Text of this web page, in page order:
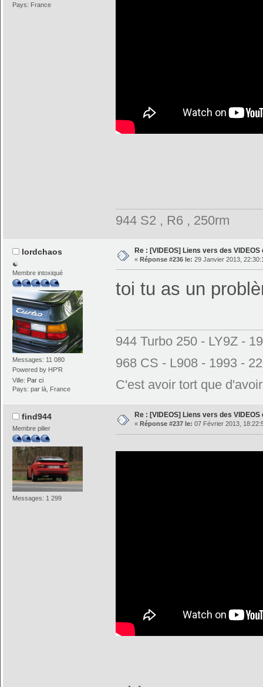
Pays: France
944 S2 , R6 , 250rm
lordchaos
☯
Membre intoxiqué
Messages: 11 080
Powered by HP'R
Ville: Par ci
Pays: par là, France
Re : [VIDEOS] Liens vers des
« Réponse #236 le: 29 Janvier 2013,
toi tu as un
944 Turbo 250 - LY9Z -
968 CS - L908 - 1993 -
C'est avoir tort que
find944
Membre pilier
Messages: 1 299
Re : [VIDEOS] Liens vers des
« Réponse #237 le: 07 Février 2013,